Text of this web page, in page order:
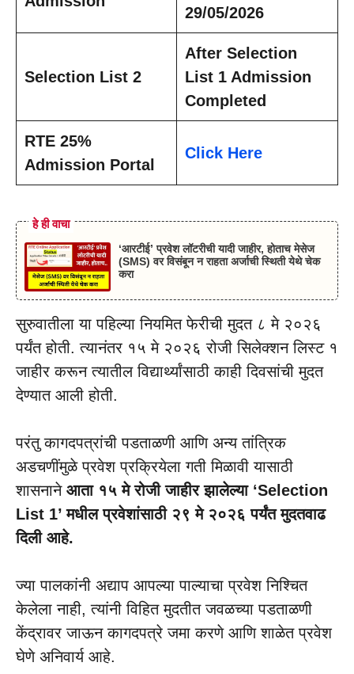
29/05/2026
Selection List 2
After Selection
List 1 Admission
Completed
RTE 25%
Admission Portal
Click Here
हे ही वाचा
‘आरटीई’ प्रवेश लॉटरीची यादी जाहीर, होताच मेसेज
(SMS) वर विसंबून न राहता अर्जाची स्थिती येथे चेक
करा
सुरुवातीला या पहिल्या नियमित फेरीची मुदत ८ मे २०२६
पर्यंत होती. त्यानंतर १५ मे २०२६ रोजी सिलेक्शन लिस्ट १
जाहीर करून त्यातील विद्यार्थ्यांसाठी काही दिवसांची मुदत
देण्यात आली होती.
परंतु कागदपत्रांची पडताळणी आणि अन्य तांत्रिक
अडचणींमुळे प्रवेश प्रक्रियेला गती मिळावी यासाठी
शासनाने आता १५ मे रोजी जाहीर झालेल्या ‘Selection
List 1’ मधील प्रवेशांसाठी २९ मे २०२६ पर्यंत मुदतवाढ
दिली आहे.
ज्या पालकांनी अद्याप आपल्या पाल्याचा प्रवेश निश्चित
केलेला नाही, त्यांनी विहित मुदतीत जवळच्या पडताळणी
केंद्रावर जाऊन कागदपत्रे जमा करणे आणि शाळेत प्रवेश
घेणे अनिवार्य आहे.